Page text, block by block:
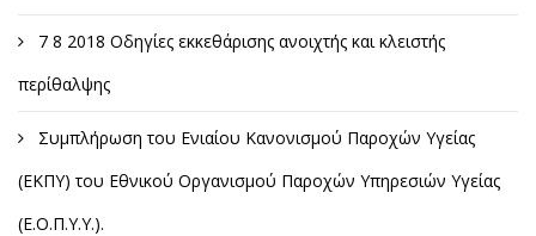
7 8 2018 Οδηγίες εκκεθάρισης ανοιχτής και κλειστής
περίθαλψης
Συμπλήρωση του Ενιαίου Κανονισμού Παροχών Υγείας
(ΕΚΠΥ) του Εθνικού Οργανισμού Παροχών Υπηρεσιών Υγείας
(Ε.Ο.Π.Υ.Υ.).